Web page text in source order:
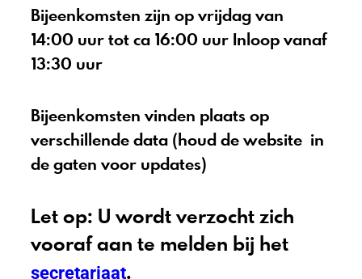
Bijeenkomsten zijn op vrijdag van
14:00 uur tot ca 16:00 uur Inloop vanaf
13:30 uur
Bijeenkomsten vinden plaats op
verschillende data (houd de website in
de gaten voor updates)
Let op: U wordt verzocht zich
vooraf aan te melden bij het
secretariaat.